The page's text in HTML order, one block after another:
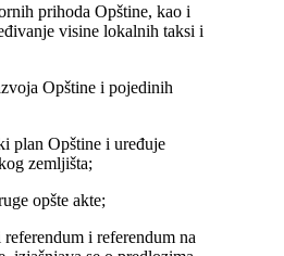
prihoda Opštine, kao i
visine lokalnih taksi i
Opštine i pojedinih
plan Opštine i uređuje
zemljišta;
opšte akte;
i referendum na